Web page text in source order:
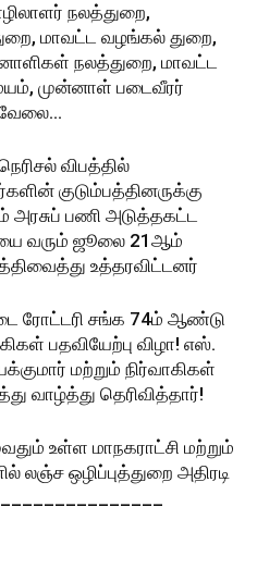
நலத்துறை,
மாவட்ட வழங்கல் துறை,
நலத்துறை, மாவட்ட
முன்னாள் படைவீரர்
விபத்தில்
குடும்பத்தினருக்கு
அரசுப் பணி அடுத்தகட்ட
வரும் ஜூலை 21ஆம்
உத்தரவிட்டனர்
ரோட்டரி சங்க 74ம் ஆண்டு
பதவியேற்பு விழா! எஸ்.
மற்றும் நிர்வாகிகள்
வாழ்த்து தெரிவித்தார்!
உள்ள மாநகராட்சி மற்றும்
லஞ்ச ஒழிப்புத்துறை அதிரடி